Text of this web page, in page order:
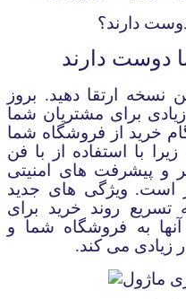
دوست دارند
ارتقا دهید. بروز
برای مشتریان شما
خرید از فروشگاه شما
با استفاده از با فن
و پیشرفت های امنیتی
است. ویژگی های جدید
در پرستاشاپ 1.7، به تسریع روند خرید برای
آنها به فروشگاه شما و
زیادی می کند.